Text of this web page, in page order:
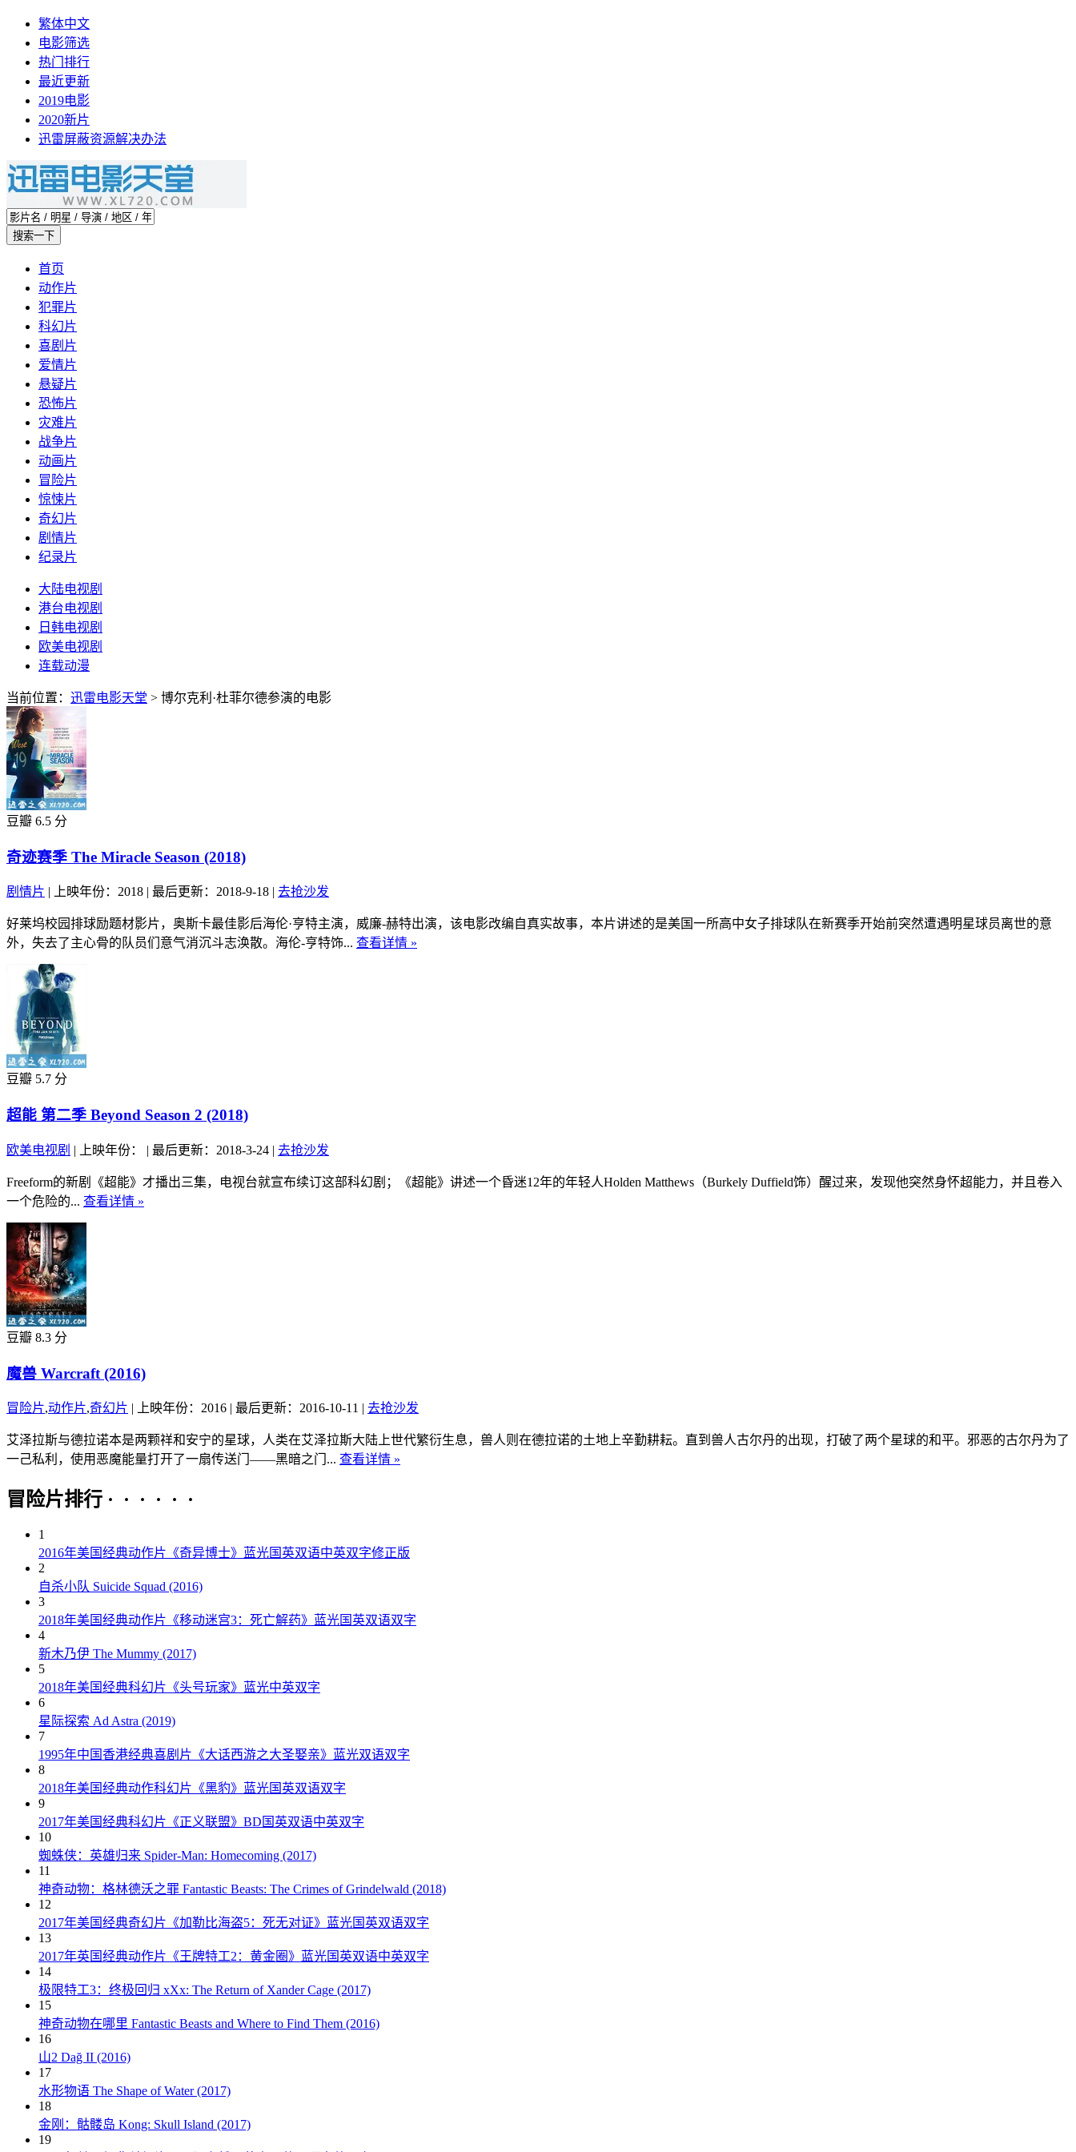
繁体中文
电影筛选
热门排行
最近更新
2019电影
2020新片
迅雷屏蔽资源解决办法
首页
动作片
犯罪片
科幻片
喜剧片
爱情片
悬疑片
恐怖片
灾难片
战争片
动画片
冒险片
惊悚片
奇幻片
剧情片
纪录片
大陆电视剧
港台电视剧
日韩电视剧
欧美电视剧
连载动漫
当前位置： 迅雷电影天堂 > 博尔克利·杜菲尔德参演的电影
豆瓣 6.5 分
奇迹赛季 The Miracle Season (2018)
剧情片 | 上映年份：2018 | 最后更新：2018-9-18 | 去抢沙发
好莱坞校园排球励题材影片，奥斯卡最佳影后海伦·亨特主演，威廉-赫特出演，该电影改编自真实故事，本片讲述的是美国一所高中女子排球队在新赛季开始前突然遭遇明星球员离世的意
外，失去了主心骨的队员们意气消沉斗志涣散。海伦-亨特饰... 查看详情 »
豆瓣 5.7 分
超能 第二季 Beyond Season 2 (2018)
欧美电视剧 | 上映年份： | 最后更新：2018-3-24 | 去抢沙发
Freeform的新剧《超能》才播出三集，电视台就宣布续订这部科幻剧；《超能》讲述一个昏迷12年的年轻人Holden Matthews（Burkely Duffield饰）醒过来，发现他突然身怀超能力，并且卷入
一个危险的... 查看详情 »
豆瓣 8.3 分
魔兽 Warcraft (2016)
冒险片,动作片,奇幻片 | 上映年份：2016 | 最后更新：2016-10-11 | 去抢沙发
艾泽拉斯与德拉诺本是两颗祥和安宁的星球，人类在艾泽拉斯大陆上世代繁衍生息，兽人则在德拉诺的土地上辛勤耕耘。直到兽人古尔丹的出现，打破了两个星球的和平。邪恶的古尔丹为了
一己私利，使用恶魔能量打开了一扇传送门——黑暗之门... 查看详情 »
冒险片排行 · · · · · ·
1
2016年美国经典动作片《奇异博士》蓝光国英双语中英双字修正版
2
自杀小队 Suicide Squad (2016)
3
2018年美国经典动作片《移动迷宫3：死亡解药》蓝光国英双语双字
4
新木乃伊 The Mummy (2017)
5
2018年美国经典科幻片《头号玩家》蓝光中英双字
6
星际探索 Ad Astra (2019)
7
1995年中国香港经典喜剧片《大话西游之大圣娶亲》蓝光双语双字
8
2018年美国经典动作科幻片《黑豹》蓝光国英双语双字
9
2017年美国经典科幻片《正义联盟》BD国英双语中英双字
10
蜘蛛侠：英雄归来 Spider-Man: Homecoming (2017)
11
神奇动物：格林德沃之罪 Fantastic Beasts: The Crimes of Grindelwald (2018)
12
2017年美国经典奇幻片《加勒比海盗5：死无对证》蓝光国英双语双字
13
2017年英国经典动作片《王牌特工2：黄金圈》蓝光国英双语中英双字
14
极限特工3：终极回归 xXx: The Return of Xander Cage (2017)
15
神奇动物在哪里 Fantastic Beasts and Where to Find Them (2016)
16
山2 Dağ II (2016)
17
水形物语 The Shape of Water (2017)
18
金刚：骷髅岛 Kong: Skull Island (2017)
19